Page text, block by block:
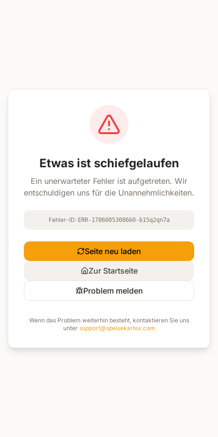
Etwas ist schiefgelaufen
Ein unerwarteter Fehler ist aufgetreten. Wir
entschuldigen uns für die Unannehmlichkeiten.
Fehler-ID: ERR-1786005308660-b15q2qn7a
Seite neu laden
Zur Startseite
Problem melden
Wenn das Problem weiterhin besteht, kontaktieren Sie uns
unter support@speisekartex.com